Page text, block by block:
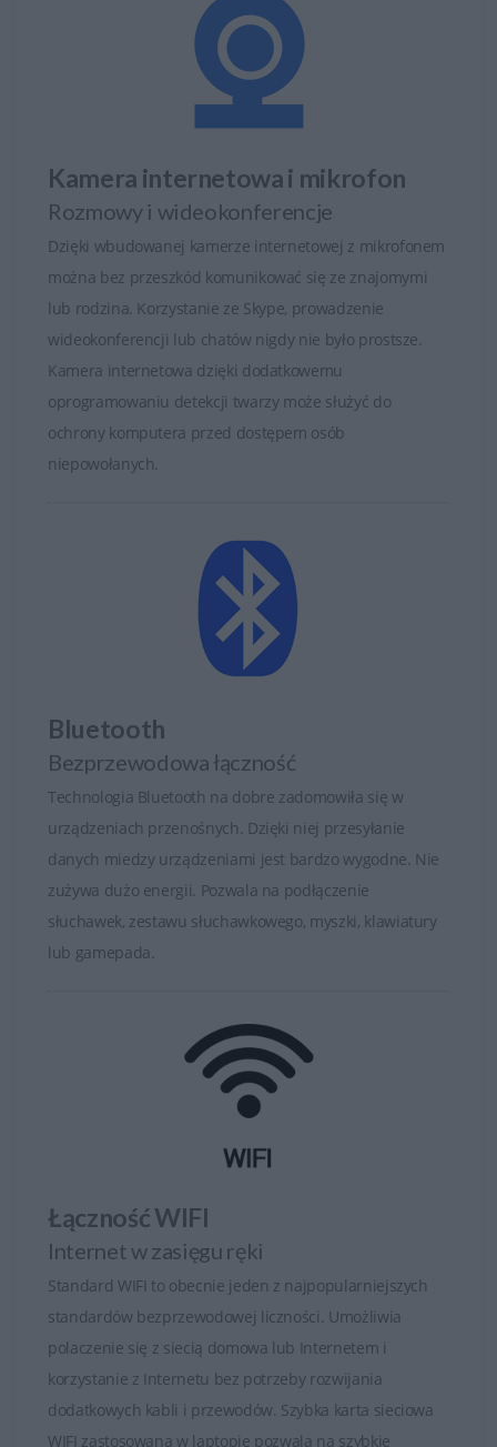
Kamera internetowa i mikrofon
Rozmowy i wideokonferencje
Dzięki wbudowanej kamerze internetowej z mikrofonem
można bez przeszkód komunikować się ze znajomymi
lub rodzina. Korzystanie ze Skype, prowadzenie
wideokonferencji lub chatów nigdy nie było prostsze.
Kamera internetowa dzięki dodatkowemu
oprogramowaniu detekcji twarzy może służyć do
ochrony komputera przed dostępem osób
niepowołanych.
Bluetooth
Bezprzewodowa łączność
Technologia Bluetooth na dobre zadomowiła się w
urządzeniach przenośnych. Dzięki niej przesyłanie
danych miedzy urządzeniami jest bardzo wygodne. Nie
zużywa dużo energii. Pozwala na podłączenie
słuchawek, zestawu słuchawkowego, myszki, klawiatury
lub gamepada.
Łączność WIFI
Internet w zasięgu ręki
Standard WIFI to obecnie jeden z najpopularniejszych
standardów bezprzewodowej liczności. Umożliwia
polaczenie się z siecią domowa lub Internetem i
korzystanie z Internetu bez potrzeby rozwijania
dodatkowych kabli i przewodów. Szybka karta sieciowa
WIFI zastosowana w laptopie pozwala na szybkie